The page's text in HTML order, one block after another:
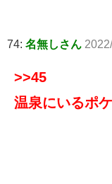
74: 名無しさん
>>45
温泉にいるポ